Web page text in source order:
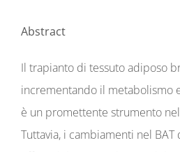
Abstract
Il trapianto di tessuto adiposo
incrementando il metabolismo
è un promettente strumento
Tuttavia, i cambiamenti nel